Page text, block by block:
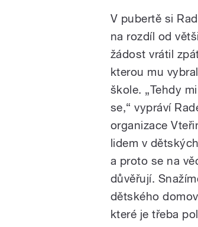
V pubertě si
na rozdíl od
žádost vrátil
kterou mu
škole. „Tehdy
se,“ vypráví
organizace
lidem v
a proto se na
důvěřují.
dětského
které je třeba